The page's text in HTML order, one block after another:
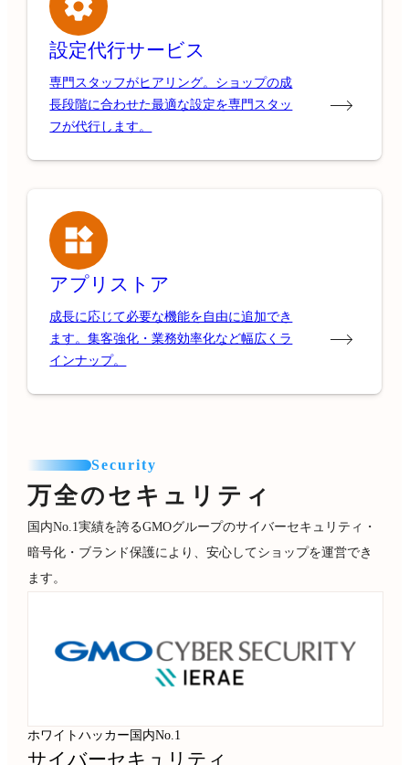
設定代行サービス
専門スタッフがヒアリング。ショップの成
長段階に合わせた最適な設定を専門スタッ
フが代行します。
アプリストア
成長に応じて必要な機能を自由に追加でき
ます。集客強化・業務効率化など幅広くラ
インナップ。
Security
万全のセキュリティ
国内No.1実績を誇るGMOグループのサイバーセキュリティ・
暗号化・ブランド保護により、安心してショップを運営でき
ます。
ホワイトハッカー国内No.1
サイバーセキュリティ